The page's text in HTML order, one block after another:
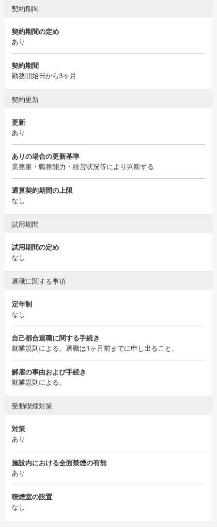
契約期間
契約期間の定め
あり
契約期間
勤務開始日から3ヶ月
契約更新
更新
あり
ありの場合の更新基準
業務量・職務能力・経営状況等により判断する
通算契約期間の上限
なし
試用期間
試用期間の定め
なし
退職に関する事項
定年制
なし
自己都合退職に関する手続き
就業規則による。退職は1ヶ月前までに申し出ること。
解雇の事由および手続き
就業規則による。
受動喫煙対策
対策
あり
施設内における全面禁煙の有無
あり
喫煙室の設置
なし